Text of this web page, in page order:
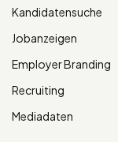
Kandidatensuche
Jobanzeigen
Employer Branding
Recruiting
Mediadaten